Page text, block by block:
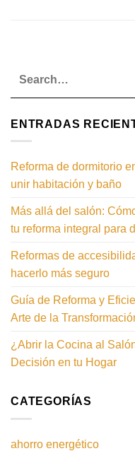
ENTRADAS
Reforma de dormitorio
unir habitación y baño
Más allá del salón:
tu reforma integral para
Reformas de
hacerlo más seguro
Guía de Reforma y
Arte de la
¿Abrir la Cocina al
Decisión en tu Hogar
CATEGORÍAS
ahorro energético